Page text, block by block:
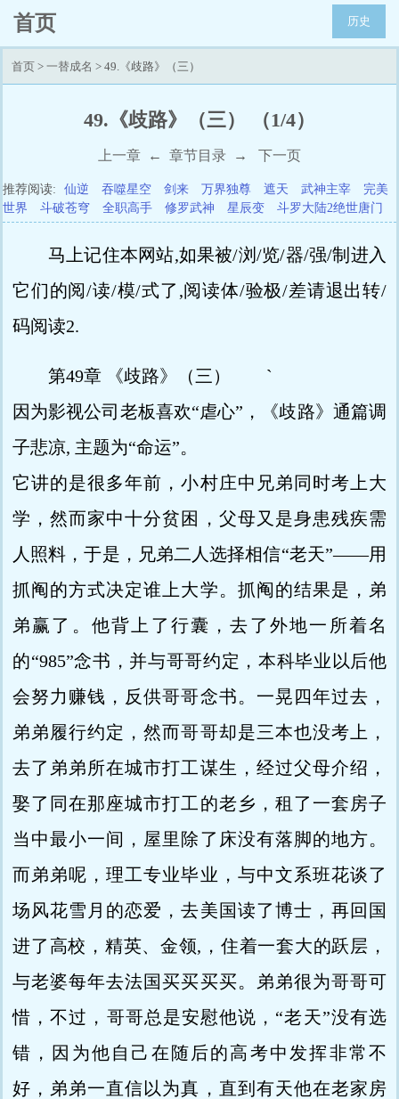
首页 历史
首页 > 一替成名 > 49.《歧路》（三）
49.《歧路》（三） （1/4）
上一章 ← 章节目录 → 下一页
推荐阅读: 仙逆 吞噬星空 剑来 万界独尊 遮天 武神主宰
完美
世界
斗破苍穹 全职高手 修罗武神 星辰变 斗罗大陆2绝世唐门
马上记住本网站,如果被/浏/览/器/强/制进入
它们的阅/读/模/式了,阅读体/验极/差请退出转/
码阅读2.
第49章 《歧路》（三） `
因为影视公司老板喜欢“虐心”，《歧路》通篇调
子悲凉, 主题为“命运”。
它讲的是很多年前，小村庄中兄弟同时考上大
学，然而家中十分贫困，父母又是身患残疾需
人照料，于是，兄弟二人选择相信“老天”——用
抓阄的方式决定谁上大学。抓阄的结果是，弟
弟赢了。他背上了行囊，去了外地一所着名
的“985”念书，并与哥哥约定，本科毕业以后他
会努力赚钱，反供哥哥念书。一晃四年过去，
弟弟履行约定，然而哥哥却是三本也没考上，
去了弟弟所在城市打工谋生，经过父母介绍，
娶了同在那座城市打工的老乡，租了一套房子
当中最小一间，屋里除了床没有落脚的地方。
而弟弟呢，理工专业毕业，与中文系班花谈了
场风花雪月的恋爱，去美国读了博士，再回国
进了高校，精英、金领,，住着一套大的跃层，
与老婆每年去法国买买买买。弟弟很为哥哥可
惜，不过，哥哥总是安慰他说，“老天”没有选
错，因为他自己在随后的高考中发挥非常不
好，弟弟一直信以为真，直到有天他在老家房